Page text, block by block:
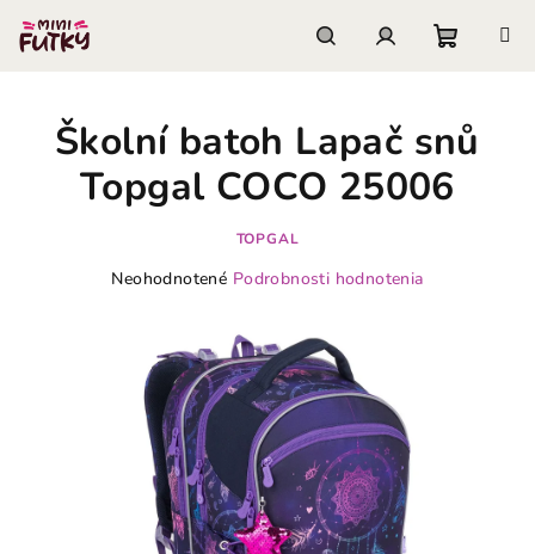
obsah
košík
Školní batoh Lapač snů
Topgal COCO 25006
TOPGAL
Priemerné
hviezdičiek.
Neohodnotené Podrobnosti hodnotenia